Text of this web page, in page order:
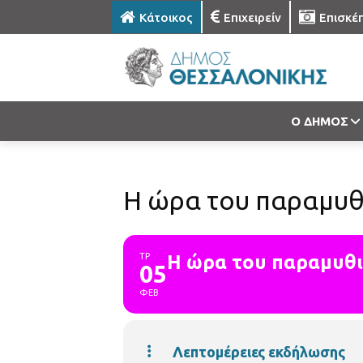
Κάτοικος Επιχειρείν
Ο ΔΗΜΟΣ
Η ώρα του
ΤΡ
05
ΦΕΒ
Η ώρα του
Λεπτομέρειες εκδήλωσης